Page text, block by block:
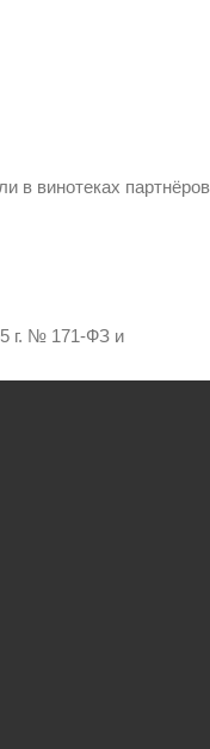
в винотеках партнёров
г. № 171-ФЗ и